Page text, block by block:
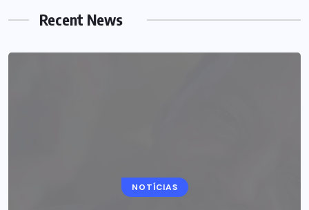
Recent News
NOTÍCIAS